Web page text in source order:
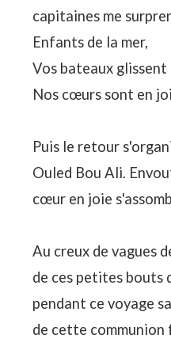
capitaines me
Enfants de la mer,
Vos bateaux glissent
Nos cœurs sont en
Puis le retour
Ouled Bou Ali.
cœur en joie
Au creux de vagues
de ces petites bouts
pendant ce voyage
de cette